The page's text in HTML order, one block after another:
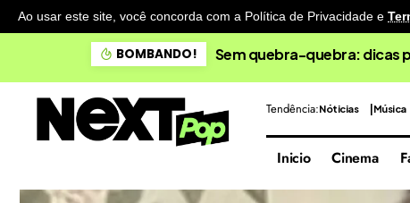
Ao usar este site, você concorda com a Política de Privacidade e
BOMBANDO! Sem quebra-quebra: dicas
Tendência:Nóticias Música
Inicio Cinema